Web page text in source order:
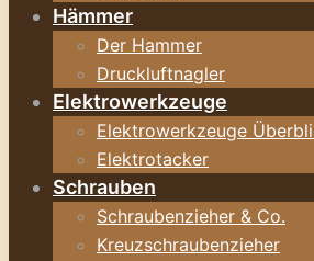
Hämmer
Der Hammer
Druckluftnagler
Elektrowerkzeuge
Elektrowerkzeuge
Elektrotacker
Schrauben
Schraubenzieher & Co.
Kreuzschraubenzieher